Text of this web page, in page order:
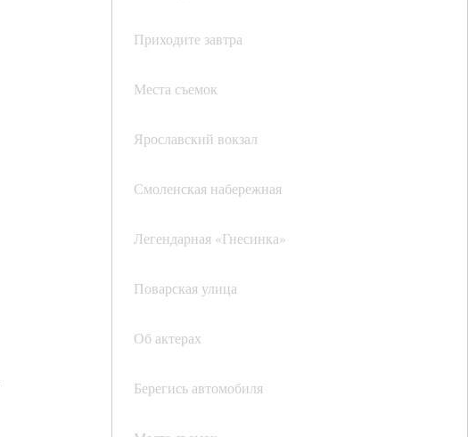
Приходите завтра
Места съемок
Ярославский вокзал
Смоленская набережная
Легендарная «Гнесинка»
Поварская улица
Об актерах
Берегись автомобиля